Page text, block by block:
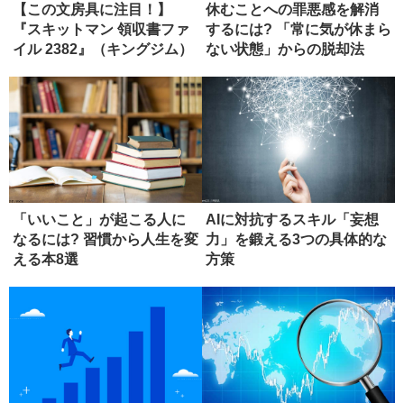
【この文房具に注目！】
『スキットマン 領収書ファ
イル 2382』（キングジム）
休むことへの罪悪感を解消
するには? 「常に気が休まら
ない状態」からの脱却法
「いいこと」が起こる人に
なるには? 習慣から人生を変
える本8選
AIに対抗するスキル「妄想
力」を鍛える3つの具体的な
方策